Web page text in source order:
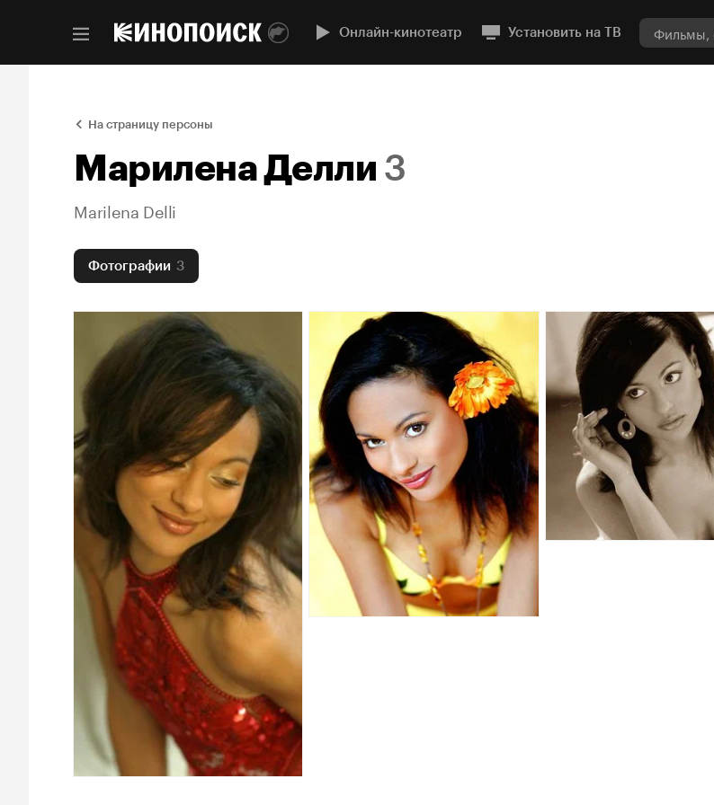
Онлайн-кинотеатр Установить на ТВ
На страницу персоны
Марилена Делли 3
Marilena Delli
Фотографии 3